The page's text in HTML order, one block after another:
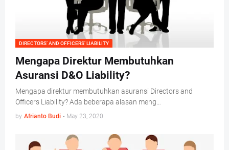
DIRECTORS’ AND OFFICERS’ LIABILITY
Mengapa Direktur Membutuhkan
Asuransi D&O Liability?
Mengapa direktur membutuhkan asuransi Directors and
Officers Liability? Ada beberapa alasan meng…
by Afrianto Budi - May 23, 2020